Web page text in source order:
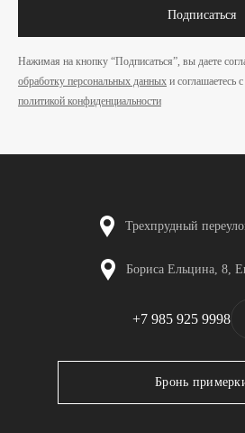
Подписаться
Нажимая на кнопку “Подписаться”, вы даете
обработку персональных данных и соглашаетесь c
политикой конфиденциальности
Бронь
Трехпрудный
Бориса Ельцина, 8,
+7 985 925 9998